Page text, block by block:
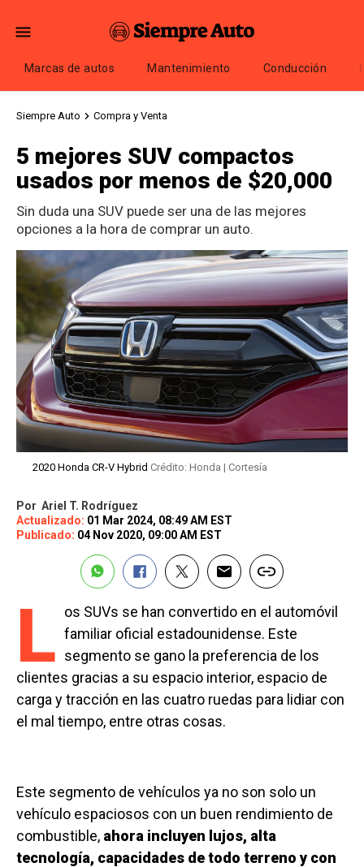
Marcas de autos Mantenimiento Conducción
Siempre Auto Compra y Venta
5 mejores SUV compactos
usados por menos de $20,000
Sin duda una SUV puede ser una de las mejores
opciones a la hora de comprar un auto.
2020 Honda CR-V Hybrid Crédito: Honda | Cortesía
Por Ariel T. Rodríguez
Actualizado: 01 Mar 2024, 08:49 AM EST
Publicado: 04 Nov 2020, 09:00 AM EST
L os SUVs se han convertido en el automóvil
familiar oficial estadounidense. Este
segmento se gano la preferencia de los
clientes gracias a su espacio interior, espacio de
carga y tracción en las cuatro ruedas para lidiar con
el mal tiempo, entre otras cosas.
Este segmento de vehículos ya no son solo un
vehículo espaciosos con un buen rendimiento de
combustible, ahora incluyen lujos, alta
tecnología, capacidades de todo terreno y con